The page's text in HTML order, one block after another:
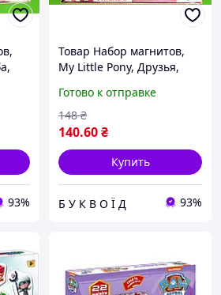
93%
Товар Набор магнитов,
My Little Pony, Друзья,
БУКВОЙД
Готово к отправке
140.60₴
148 ₴
Купить
Б У К В О Ї Д 93%